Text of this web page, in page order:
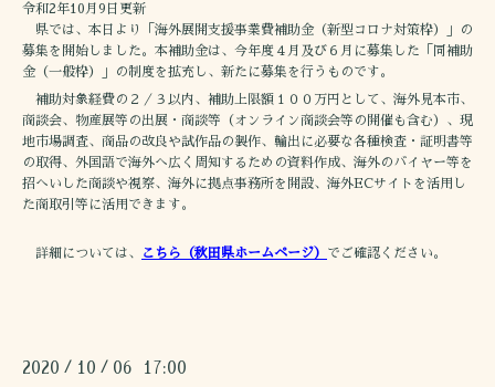
令和2年10月9日更新
県では、本日より「海外展開支援事業費補助金（新型コロナ対策枠）」の
募集を開始しました。本補助金は、今年度４月及び６月に募集した「同補助
金（一般枠）」の制度を拡充し、新たに募集を行うものです。
補助対象経費の２／３以内、補助上限額１００万円として、海外見本市、
商談会、物産展等の出展・商談等（オンライン商談会等の開催も含む）、現
地市場調査、商品の改良や試作品の製作、輸出に必要な各種検査・証明書等
の取得、外国語で海外へ広く周知するための資料作成、海外のバイヤー等を
招へいした商談や視察、海外に拠点事務所を開設、海外ECサイトを活用し
た商取引等に活用できます。
詳細については、 こちら（秋田県ホームページ） でご確認ください。
2020 / 10 / 06 17:00